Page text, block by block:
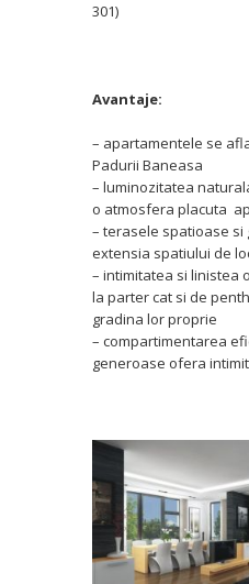
301)
Avantaje:
– apartamentele se
Padurii Baneasa
– luminozitatea
o atmosfera placuta
– terasele spatioase si
extensia spatiului de
– intimitatea si linistea
la parter cat si de
gradina lor proprie
– compartimentarea
generoase ofera